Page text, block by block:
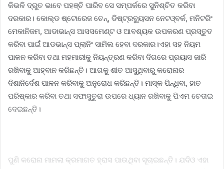
କିଭଳି ଦ୍ରୁତ ଭା​ବେ ପହଞ୍ଚି ପାରିବ ସେ ସମ୍ପର୍କରେ ସୁନିଶ୍ଚିତ କରିବା
ଦରକାର। କୋଲ୍ଡ ଷ୍ଟୋରେଜ ଚେନ୍, ଡିଷ୍ଟ୍ରବ୍ୟୁସନ ନେଟଓ୍ବର୍କ, ମନିଟରିଂ
ମେକାନିଜମ, ଆଡାଭାନ୍ସ ଆସସମେଣ୍ଟ ଓ ଆବଶ୍ୟକ ଉପକରଣ ପ୍ରସ୍ତୁତ
କରିବା ପାଇଁ ଆଡଭାନ୍ସ ପ୍ଲାନିଂ ସାମିଲ ହେବା ଦରକାର।ଏହା ସହ ନିୟମ
ପାଳନ କରିବା ତଥା ମହମାରୀକୁ ନିୟନ୍ତ୍ରଣ କରିବା ଦିଗରେ ପ୍ରୟାସ ଜାରି
ରଖିବାକୁ ଆହ୍ବାନ କରିଛନ୍ତି। ଆଗକୁ ଶୀତ ଆସୁଥିବାରୁ କରୋନାର
ଦିଶାନିର୍ଦେଶ ପାଳନ କରିବାକୁ ଅନୁରୋଧ କରିଛନ୍ତି। ମାସ୍କ ପିନ୍ଧିବା, ହାତ
ପରିଷ୍କାର କରିବା ତଥା ସଫାସୁତୁରା ଉପରେ ଧ୍ୟାନ ରଖିବାକୁ ପିଏମ ଚେତାଇ
ଦେଇଛନ୍ତି।
ପୁଣି କରୋନା ମାମଲା କ୍ରମାଗତ ହ୍ରାସ ପାଉଥିବା ସୂଚାଇଛନ୍ତି। ଯଦିଓ ଏହା